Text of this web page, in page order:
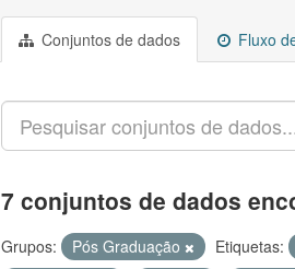
Conjuntos de dados Fluxo
7 conjuntos de dados
Grupos: Pós Graduação Etiquetas: